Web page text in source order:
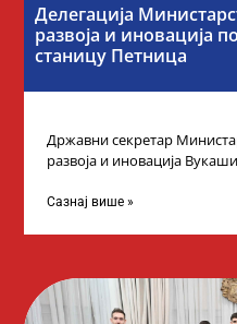
Делегација
развоја и иновација
станицу Петница
Државни секретар
развоја и иновација
промоцију
Сазнај више »